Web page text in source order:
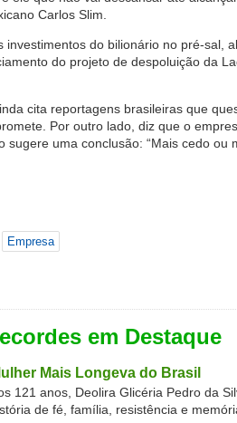
Carlos Slim.
investimentos do bilionário no pré-sal,
do projeto de despoluição da
cita reportagens brasileiras que
Por outro lado, diz que o
sugere uma conclusão: “Mais cedo ou
Empresa
em Destaque
Mais Longeva do Brasil
121 anos, Deolira Glicéria Pedro da
de fé, família, resistência e